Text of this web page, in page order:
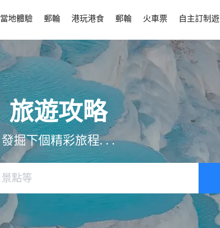
當地體驗 郵輪 港玩港食 郵輪 火車票 自主訂制遊
旅遊攻略
發掘下個精彩旅程. . .